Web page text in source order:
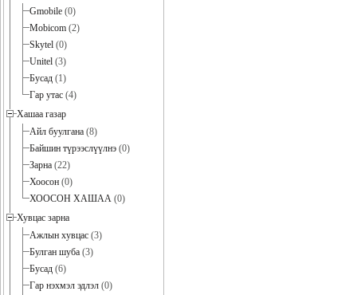
Gmobile (0)
Mobicom (2)
Skytel (0)
Unitel (3)
Бусад (1)
Гар утас (4)
Хашаа газар
Айл буулгана (8)
Байшин түрээслүүлнэ (0)
Зарна (22)
Хоосон (0)
ХООСОН ХАШАА (0)
Хувцас зарна
Ажлын хувцас (3)
Булган шуба (3)
Бусад (6)
Гар нэхмэл эдлэл (0)